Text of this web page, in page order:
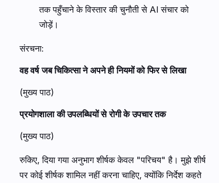
तक पहुँचाने के विस्तार की चुनौती से AI संचार को
जोड़ें।
संरचना:
वह वर्ष जब चिकित्सा ने अपने ही नियमों को फिर से लिखा
(मुख्य पाठ)
प्रयोगशाला की उपलब्धियों से रोगी के उपचार तक
(मुख्य पाठ)
रुकिए, दिया गया अनुभाग शीर्षक केवल "परिचय" है। मुझे शीर्ष
पर कोई शीर्षक शामिल नहीं करना चाहिए, क्योंकि निर्देश कहते